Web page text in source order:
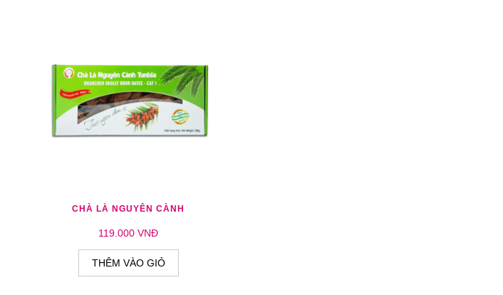
THÊM YÊU THÍCH THÊM SO SÁNH
CHÀ LÀ NGUYÊN CÀNH
119.000 VNĐ
THÊM VÀO GIỎ